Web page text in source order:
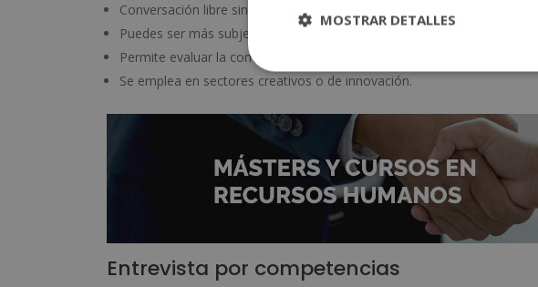
Conversación libre sin preguntas fijas,
Puedes ser más subjetiva y menos predecible.
Permite evaluar la comunicación y adaptación del candidato.
Se emplea en sectores creativos o de innovación.
Entrevista por competencias
MOSTRAR DETALLES